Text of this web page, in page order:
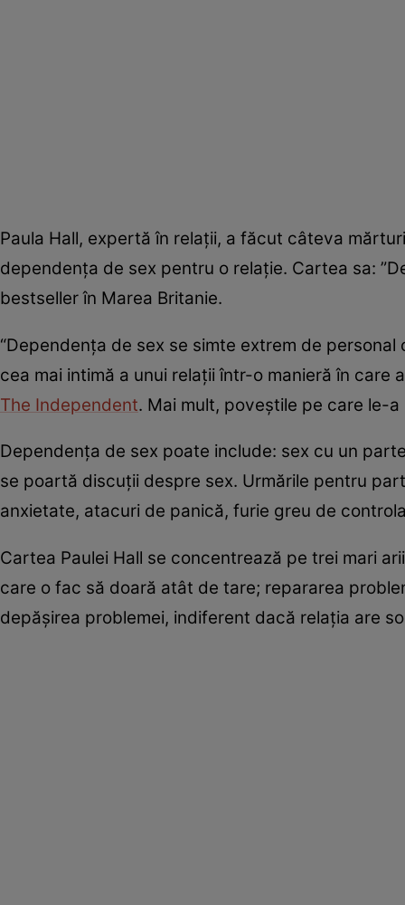
Paula Hall, expertă în relații, a făcut câteva
dependența de sex pentru o relație. Cartea sa:
bestseller în Marea Britanie.
“Dependența de sex se simte extrem de
cea mai intimă a unui relații într-o manieră în
The Independent. Mai mult, poveștile pe care le-
Dependența de sex poate include: sex cu un
se poartă discuții despre sex. Urmările pentru
anxietate, atacuri de panică, furie greu de
Cartea Paulei Hall se concentrează pe trei mari
care o fac să doară atât de tare; repararea
depășirea problemei, indiferent dacă relația are